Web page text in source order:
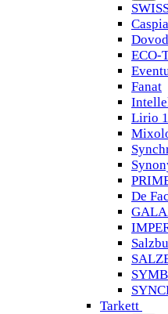
Dovod
ECO-
Fanat
Lirio
De
Tarkett